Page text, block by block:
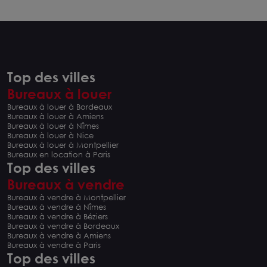
Top des villes
Bureaux à louer
Bureaux à louer à Bordeaux
Bureaux à louer à Amiens
Bureaux à louer à Nîmes
Bureaux à louer à Nice
Bureaux à louer à Montpellier
Bureaux en location à Paris
Top des villes
Bureaux à vendre
Bureaux à vendre à Montpellier
Bureaux à vendre à Nîmes
Bureaux à vendre à Béziers
Bureaux à vendre à Bordeaux
Bureaux à vendre à Amiens
Bureaux à vendre à Paris
Top des villes